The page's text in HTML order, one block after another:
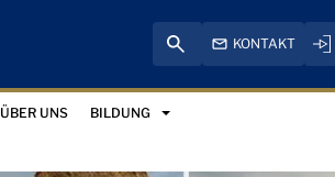
KONTAKT
ÜBER UNS
BILDUNG